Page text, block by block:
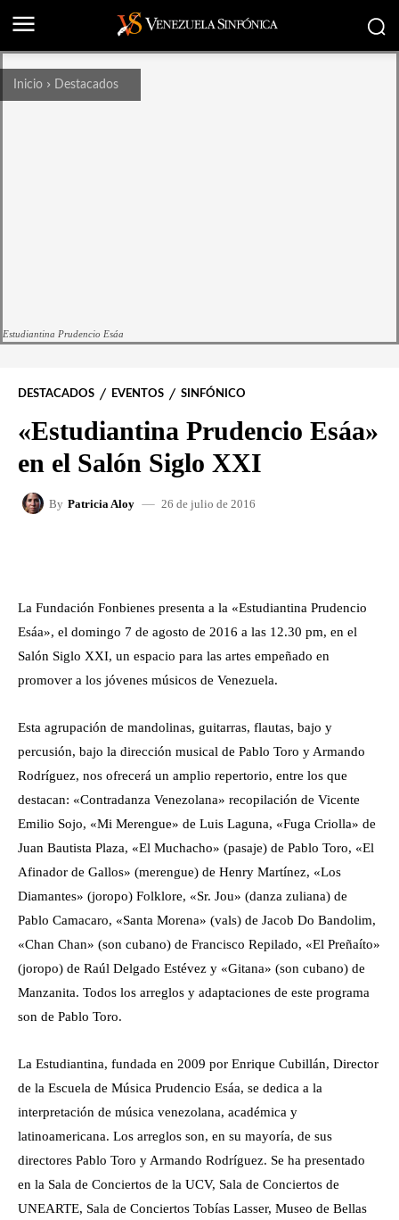
Inicio Destacados
Estudiantina Prudencio Esáa
DESTACADOS EVENTOS SINFÓNICO
«Estudiantina Prudencio Esáa»
en el Salón Siglo XXI
By Patricia Aloy 26 de julio de 2016
La Fundación Fonbienes presenta a la «Estudiantina Prudencio
Esáa», el domingo 7 de agosto de 2016 a las 12.30 pm, en el
Salón Siglo XXI, un espacio para las artes empeñado en
promover a los jóvenes músicos de Venezuela.
Esta agrupación de mandolinas, guitarras, flautas, bajo y
percusión, bajo la dirección musical de Pablo Toro y Armando
Rodríguez, nos ofrecerá un amplio repertorio, entre los que
destacan: «Contradanza Venezolana» recopilación de Vicente
Emilio Sojo, «Mi Merengue» de Luis Laguna, «Fuga Criolla» de
Juan Bautista Plaza, «El Muchacho» (pasaje) de Pablo Toro, «El
Afinador de Gallos» (merengue) de Henry Martínez, «Los
Diamantes» (joropo) Folklore, «Sr. Jou» (danza zuliana) de
Pablo Camacaro, «Santa Morena» (vals) de Jacob Do Bandolim,
«Chan Chan» (son cubano) de Francisco Repilado, «El Preñaíto»
(joropo) de Raúl Delgado Estévez y «Gitana» (son cubano) de
Manzanita. Todos los arreglos y adaptaciones de este programa
son de Pablo Toro.
La Estudiantina, fundada en 2009 por Enrique Cubillán, Director
de la Escuela de Música Prudencio Esáa, se dedica a la
interpretación de música venezolana, académica y
latinoamericana. Los arreglos son, en su mayoría, de sus
directores Pablo Toro y Armando Rodríguez. Se ha presentado
en la Sala de Conciertos de la UCV, Sala de Conciertos de
UNEARTE, Sala de Conciertos Tobías Lasser, Museo de Bellas